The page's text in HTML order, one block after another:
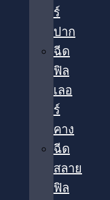
ร์
ปาก
ฉีด
ฟิล
เลอ
ร์
คาง
ฉีด
สลาย
ฟิล